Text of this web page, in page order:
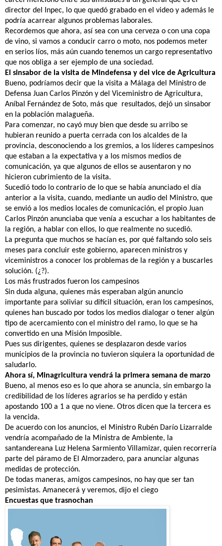
director del Inpec, lo que quedó grabado en el video y además le
podría acarrear algunos problemas laborales.
Recordemos que ahora, así sea con una cerveza o con una copa
de vino, si vamos a conducir carro o moto, nos podemos meter
en serios líos, más aún cuando tenemos un cargo representativo
que nos obliga a ser ejemplo de una sociedad.
El sinsabor de la visita de Mindefensa y del vice de Agricultura
Bueno, podríamos decir que la visita a Málaga del Ministro de
Defensa Juan Carlos Pinzón y del Viceministro de Agricultura,
Aníbal Fernández de Soto, más que resultados, dejó un sinsabor
en la población malagueña.
Para comenzar, no cayó muy bien que desde su arribo se
hubieran reunido a puerta cerrada con los alcaldes de la
provincia, desconociendo a los gremios, a los líderes campesinos
que estaban a la expectativa y a los mismos medios de
comunicación, ya que algunos de ellos se ausentaron y no
hicieron cubrimiento de la visita.
Sucedió todo lo contrario de lo que se había anunciado el día
anterior a la visita, cuando, mediante un audio del Ministro, que
se envió a los medios locales de comunicación, el propio Juan
Carlos Pinzón anunciaba que venía a escuchar a los habitantes de
la región, a hablar con ellos, lo que realmente no sucedió.
La pregunta que muchos se hacían es, por qué faltando solo seis
meses para concluir este gobierno, aparecen ministros y
viceministros a conocer los problemas de la región y a buscarles
solución. (¿?).
Los más frustrados fueron los campesinos
Sin duda alguna, quienes más esperaban algún anuncio
importante para soliviar su difícil situación, eran los campesinos,
quienes han buscado por todos los medios dialogar o tener algún
tipo de acercamiento con el ministro del ramo, lo que se ha
convertido en una Misión Imposible.
Pues sus dirigentes, quienes se desplazaron desde varios
municipios de la provincia no tuvieron siquiera la oportunidad de
saludarlo.
Ahora sí, Minagricultura vendrá la primera semana de marzo
Bueno, al menos eso es lo que ahora se anuncia, sin embargo la
credibilidad de los líderes agrarios se ha perdido y están
apostando 100 a 1 a que no viene. Otros dicen que la tercera es
la vencida.
De acuerdo con los anuncios, el Ministro Rubén Darío Lizarralde
vendría acompañado de la Ministra de Ambiente, la
santandereana Luz Helena Sarmiento Villamizar, quien recorrería
parte del páramo de El Almorzadero, para anunciar algunas
medidas de protección.
De todas maneras, amigos campesinos, no hay que ser tan
pesimistas. Amanecerá y veremos, dijo el ciego
Encuestas que trasnochan